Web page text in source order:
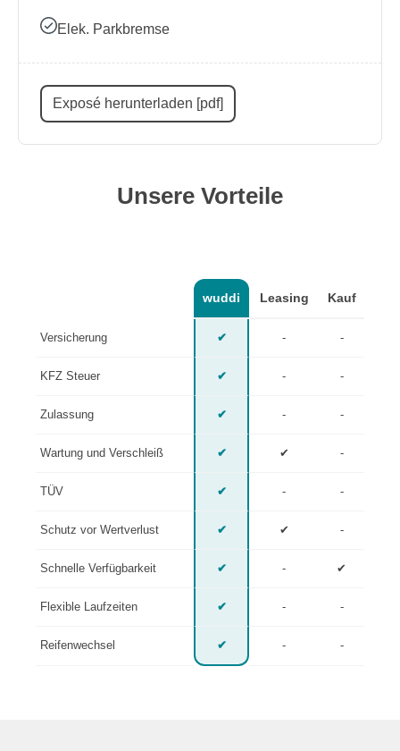
Elek. Parkbremse
Exposé herunterladen [pdf]
Unsere Vorteile
wuddi Leasing Kauf
Versicherung ✔ - -
KFZ Steuer ✔ - -
Zulassung ✔ - -
Wartung und Verschleiß ✔ ✔ -
TÜV ✔ - -
Schutz vor Wertverlust ✔ ✔ -
Schnelle Verfügbarkeit ✔ - ✔
Flexible Laufzeiten ✔ - -
Reifenwechsel ✔ - -